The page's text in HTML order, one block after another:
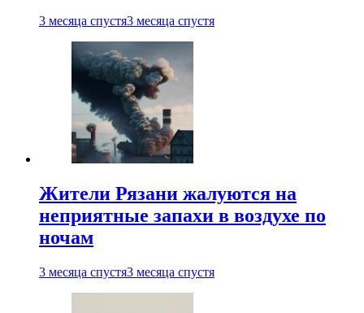
3 месяца спустя3 месяца спустя
Жители Рязани жалуются на
неприятные запахи в воздухе по
ночам
3 месяца спустя3 месяца спустя